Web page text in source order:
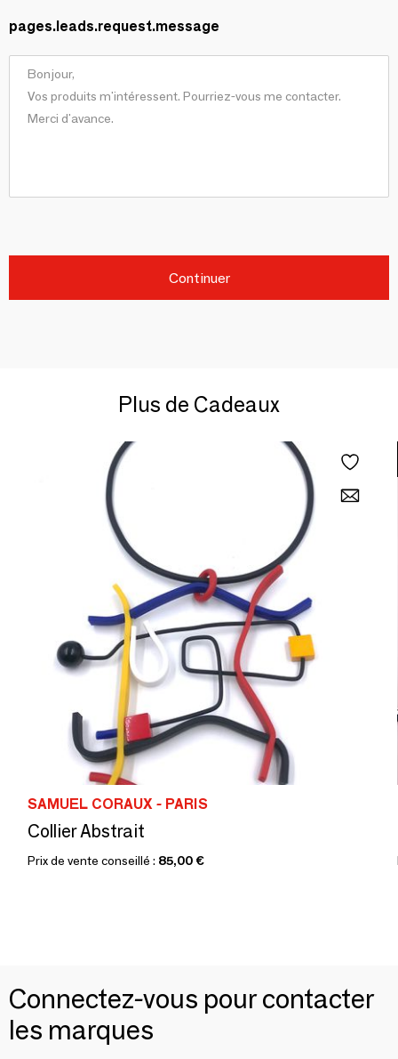
pages.leads.request.message
Continuer
Plus de Cadeaux
SAMUEL CORAUX - PARIS
Collier Abstrait
Prix de vente conseillé : 85,00 €
Connectez-vous pour contacter
les marques